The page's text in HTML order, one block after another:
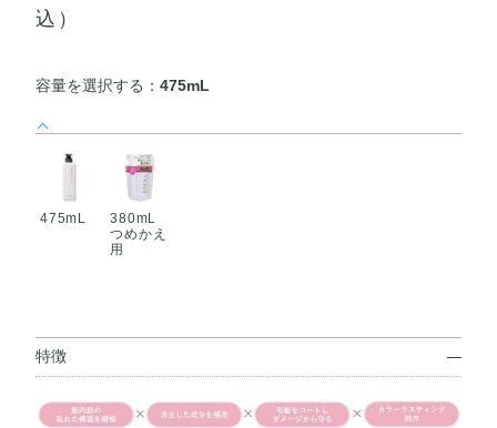
込）
容量を選択する：475mL
475mL
380mL
つめかえ
用
特徴